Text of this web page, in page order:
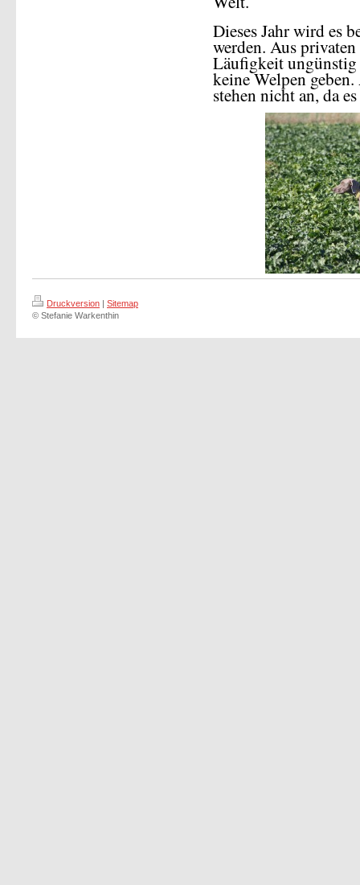
Dieses Jahr wird es
werden. Aus
Läufigkeit ungünstig
keine Welpen
stehen nicht an, da
Druckversion | Sitemap
© Stefanie Warkenthin